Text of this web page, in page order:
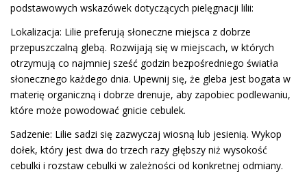
podstawowych wskazówek dotyczących pielęgnacji lilii:
Lokalizacja: Lilie preferują słoneczne miejsca z dobrze
przepuszczalną glebą. Rozwijają się w miejscach, w których
otrzymują co najmniej sześć godzin bezpośredniego światła
słonecznego każdego dnia. Upewnij się, że gleba jest bogata w
materię organiczną i dobrze drenuje, aby zapobiec podlewaniu,
które może powodować gnicie cebulek.
Sadzenie: Lilie sadzi się zazwyczaj wiosną lub jesienią. Wykop
dołek, który jest dwa do trzech razy głębszy niż wysokość
cebulki i rozstaw cebulki w zależności od konkretnej odmiany.